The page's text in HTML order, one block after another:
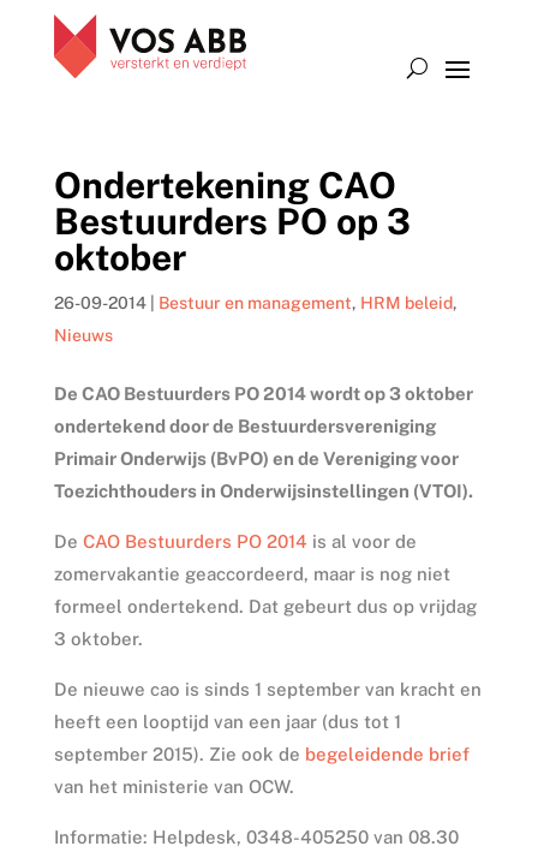
Ondertekening CAO
Bestuurders PO op 3
oktober
26-09-2014| Bestuur en management, HRM beleid,
Nieuws
De CAO Bestuurders PO 2014 wordt op 3 oktober
ondertekend door de Bestuurdersvereniging
Primair Onderwijs (BvPO) en de Vereniging voor
Toezichthouders in Onderwijsinstellingen (VTOI).
De CAO Bestuurders PO 2014 is al voor de
zomervakantie geaccordeerd, maar is nog niet
formeel ondertekend. Dat gebeurt dus op vrijdag
3 oktober.
De nieuwe cao is sinds 1 september van kracht en
heeft een looptijd van een jaar (dus tot 1
september 2015). Zie ook de begeleidende brief
van het ministerie van OCW.
Informatie: Helpdesk, 0348-405250 van 08.30